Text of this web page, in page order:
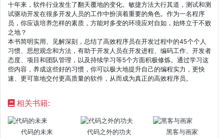
十年来，软件行业发生了翻天覆地的变化。敏捷方法大行其道，测试和测
试驱动开发在很多开发人员的工作中扮演着重要的角色。作为一名程序
员，你应该培养怎样的素质，方能对多变的环境应对自如，始终立于不败
之地？
本书简明实用、见解深刻，总结了高效程序员在开发过程中的45个个人
习惯、思想观念和方法，有助于开发人员在开发进程、编码工作、开发者
态度、项目和团队管理，以及持续学习等5个方面积极修炼。通过学习这
些内容，养成这些好的习惯，你可以极大地提升自己的编程实力，更快
速、更可靠地交付更高质量的软件，从而成为真正的高效程序员。
相关书籍:
代码的未来 代码之外的功夫 黑客与画家